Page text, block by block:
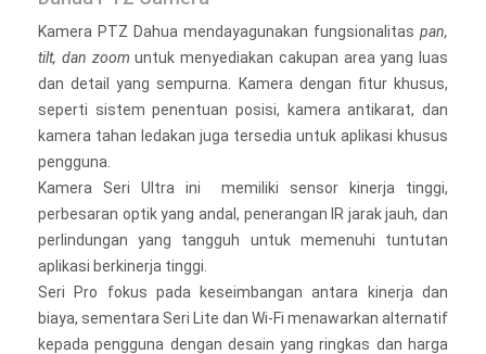
Kamera PTZ Dahua mendayagunakan fungsionalitas pan,
tilt, dan zoom untuk menyediakan cakupan area yang luas
dan detail yang sempurna. Kamera dengan fitur khusus,
seperti sistem penentuan posisi, kamera antikarat, dan
kamera tahan ledakan juga tersedia untuk aplikasi khusus
pengguna.
Kamera Seri Ultra ini memiliki sensor kinerja tinggi,
perbesaran optik yang andal, penerangan IR jarak jauh, dan
perlindungan yang tangguh untuk memenuhi tuntutan
aplikasi berkinerja tinggi.
Seri Pro fokus pada keseimbangan antara kinerja dan
biaya, sementara Seri Lite dan Wi-Fi menawarkan alternatif
kepada pengguna dengan desain yang ringkas dan harga